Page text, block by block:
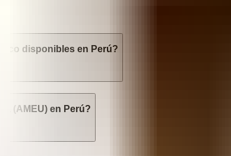
disponibles en Perú?
(AMEU) en Perú?